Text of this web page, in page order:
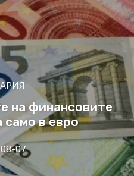
на финансовите
само в евро
07